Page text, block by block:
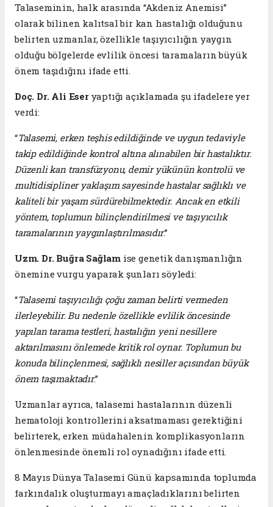
Talaseminin, halk arasında “Akdeniz Anemisi”
olarak bilinen kalıtsal bir kan hastalığı olduğunu
belirten uzmanlar, özellikle taşıyıcılığın yaygın
olduğu bölgelerde evlilik öncesi taramaların büyük
önem taşıdığını ifade etti.
Doç. Dr. Ali Eseryaptığı açıklamada şu ifadelere yer
verdi:
“Talasemi, erken teşhis edildiğinde ve uygun tedaviyle
takip edildiğinde kontrol altına alınabilen bir hastalıktır.
Düzenli kan transfüzyonu, demir yükünün kontrolü ve
multidisipliner yaklaşım sayesinde hastalar sağlıklı ve
kaliteli bir yaşam sürdürebilmektedir. Ancak en etkili
yöntem, toplumun bilinçlendirilmesi ve taşıyıcılık
taramalarının yaygınlaştırılmasıdır.”
Uzm. Dr. Buğra Sağlamise genetik danışmanlığın
önemine vurgu yaparak şunları söyledi:
“Talasemi taşıyıcılığı çoğu zaman belirti vermeden
ilerleyebilir. Bu nedenle özellikle evlilik öncesinde
yapılan tarama testleri, hastalığın yeni nesillere
aktarılmasını önlemede kritik rol oynar. Toplumun bu
konuda bilinçlenmesi, sağlıklı nesiller açısından büyük
önem taşımaktadır.”
Uzmanlar ayrıca, talasemi hastalarının düzenli
hematoloji kontrollerini aksatmaması gerektiğini
belirterek, erken müdahalenin komplikasyonların
önlenmesinde önemli rol oynadığını ifade etti.
8 Mayıs Dünya Talasemi Günü kapsamında toplumda
farkındalık oluşturmayı amaçladıklarını belirten